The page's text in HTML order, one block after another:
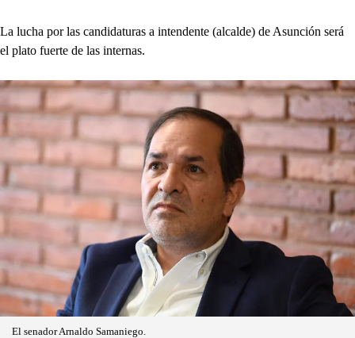
La lucha por las candidaturas a intendente (alcalde) de Asunción será
el plato fuerte de las internas.
El senador Arnaldo Samaniego.